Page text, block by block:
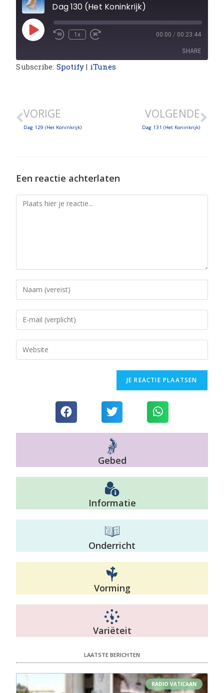
Dag 130 (Het Koninkrijk)
1x 00:00 / 00:23:44
SHARE
Subscribe: Spotify | iTunes
VORIGE
Dag 129 (Het Koninkrijk)
VOLGENDE
Dag 131 (Het Koninkrijk)
Een reactie achterlaten
Gebed
Informatie
Onderricht
Vorming
Variëteit
LAATSTE BERICHTEN
RADIO VATICAAN